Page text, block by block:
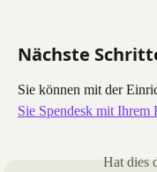
Nächste
Sie können mit der
Sie Spendesk mit
Hat dies